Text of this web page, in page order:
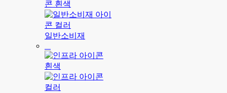
일반소비재